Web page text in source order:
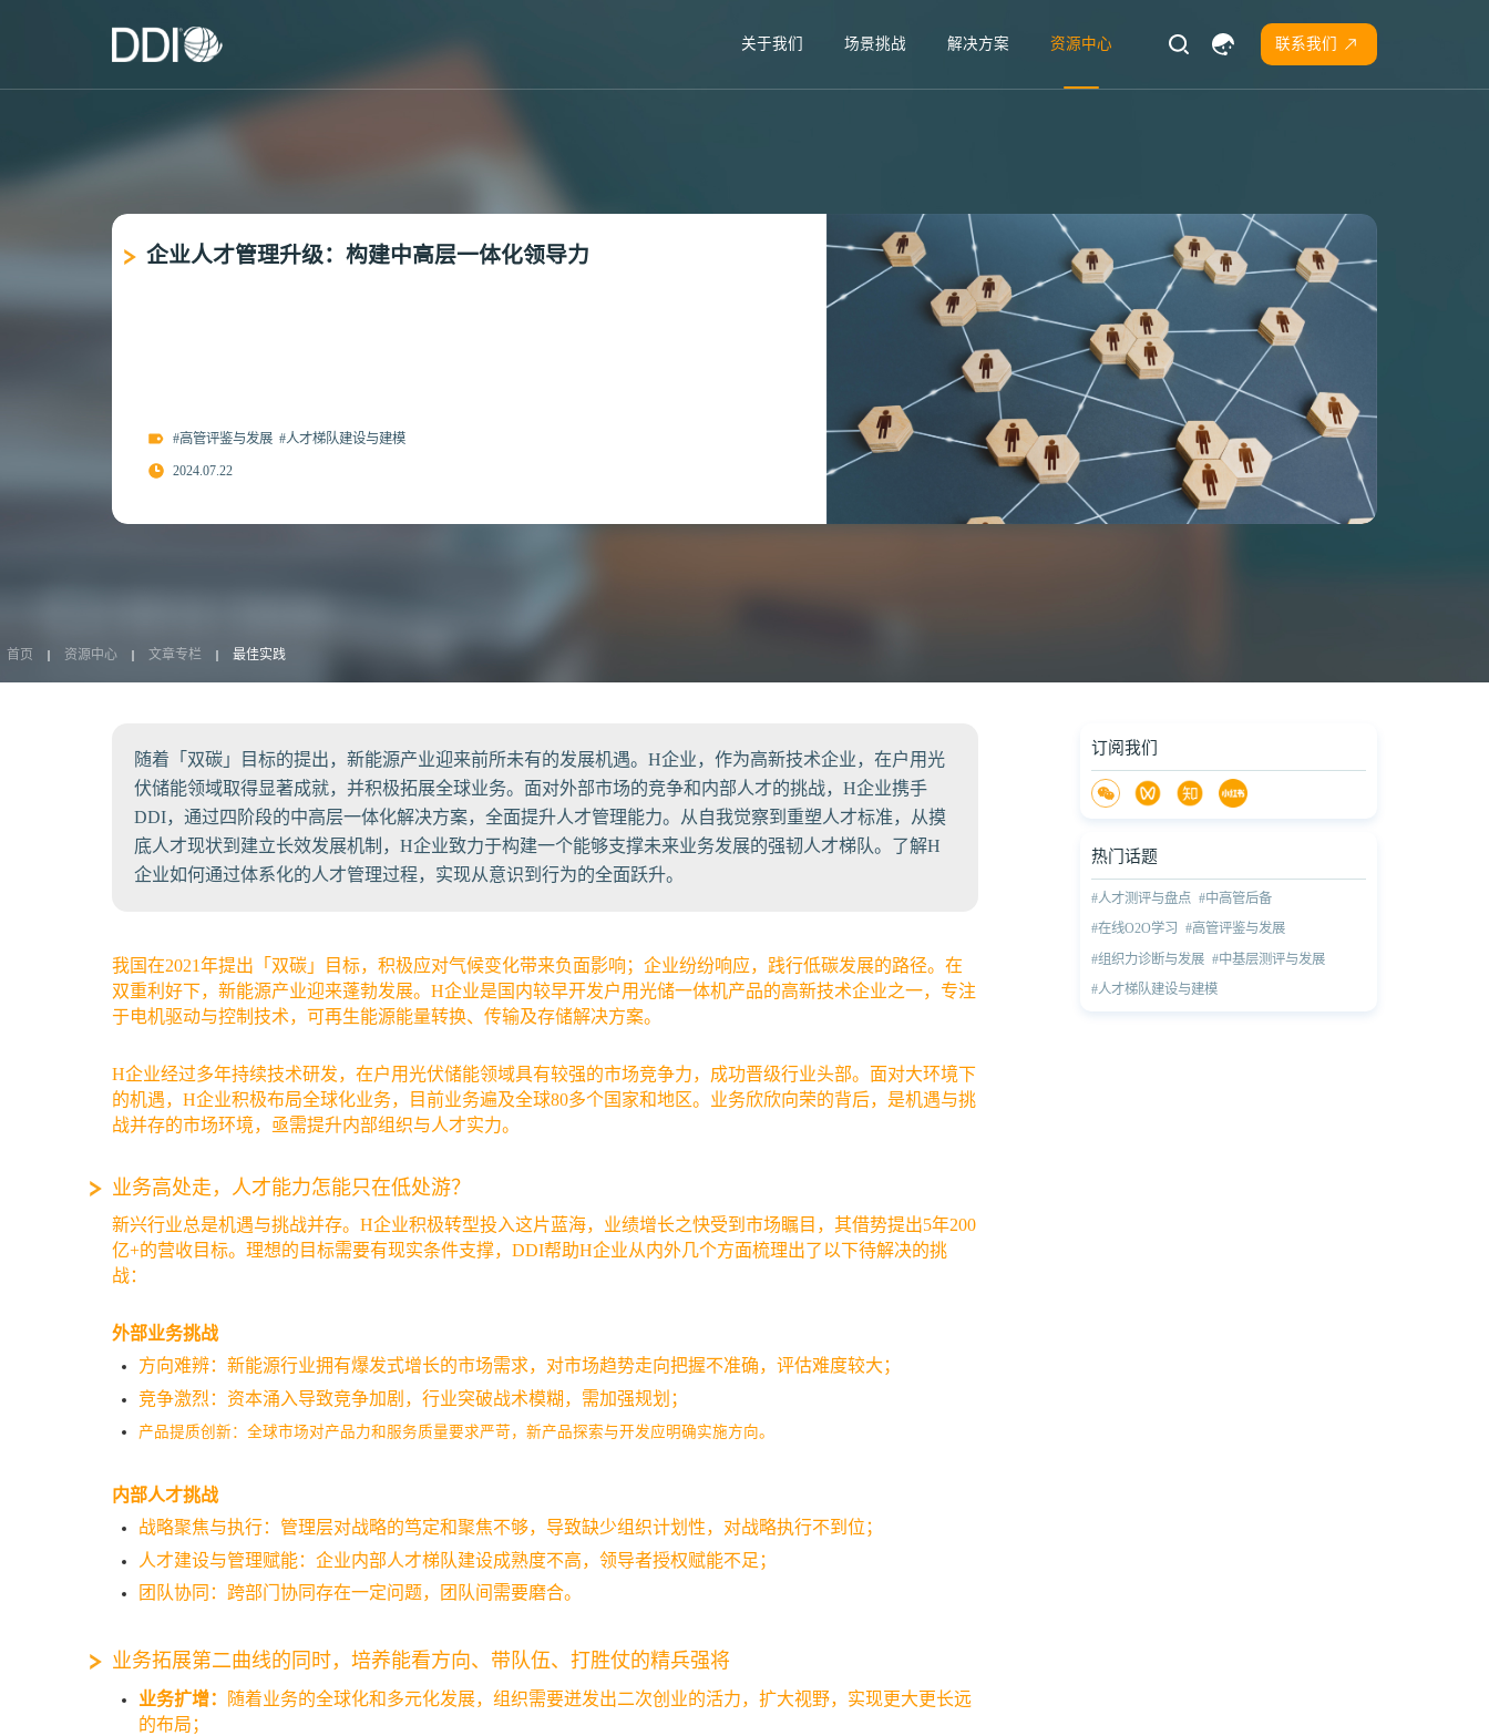
关于我们 场景挑战 解决方案 资源中心 联系我们
企业人才管理升级：构建中高层一体化领导力
#高管评鉴与发展 #人才梯队建设与建模
2024.07.22
首页 资源中心 文章专栏 最佳实践
随着「双碳」目标的提出，新能源产业迎来前所未有的发展机遇。H企业，作为高新技术企业，在户用光
伏储能领域取得显著成就，并积极拓展全球业务。面对外部市场的竞争和内部人才的挑战，H企业携手
DDI，通过四阶段的中高层一体化解决方案，全面提升人才管理能力。从自我觉察到重塑人才标准，从摸
底人才现状到建立长效发展机制，H企业致力于构建一个能够支撑未来业务发展的强韧人才梯队。了解H
企业如何通过体系化的人才管理过程，实现从意识到行为的全面跃升。
我国在2021年提出「双碳」目标，积极应对气候变化带来负面影响；企业纷纷响应，践行低碳发展的路径。在
双重利好下，新能源产业迎来蓬勃发展。H企业是国内较早开发户用光储一体机产品的高新技术企业之一，专注
于电机驱动与控制技术，可再生能源能量转换、传输及存储解决方案。
H企业经过多年持续技术研发，在户用光伏储能领域具有较强的市场竞争力，成功晋级行业头部。面对大环境下
的机遇，H企业积极布局全球化业务，目前业务遍及全球80多个国家和地区。业务欣欣向荣的背后，是机遇与挑
战并存的市场环境，亟需提升内部组织与人才实力。
业务高处走，人才能力怎能只在低处游？
新兴行业总是机遇与挑战并存。H企业积极转型投入这片蓝海，业绩增长之快受到市场瞩目，其借势提出5年200
亿+的营收目标。理想的目标需要有现实条件支撑，DDI帮助H企业从内外几个方面梳理出了以下待解决的挑
战：
外部业务挑战
方向难辨：新能源行业拥有爆发式增长的市场需求，对市场趋势走向把握不准确，评估难度较大；
竞争激烈：资本涌入导致竞争加剧，行业突破战术模糊，需加强规划；
产品提质创新：全球市场对产品力和服务质量要求严苛，新产品探索与开发应明确实施方向。
内部人才挑战
战略聚焦与执行：管理层对战略的笃定和聚焦不够，导致缺少组织计划性，对战略执行不到位；
人才建设与管理赋能：企业内部人才梯队建设成熟度不高，领导者授权赋能不足；
团队协同：跨部门协同存在一定问题，团队间需要磨合。
业务拓展第二曲线的同时，培养能看方向、带队伍、打胜仗的精兵强将
业务扩增：
随着业务的全球化和多元化发展，组织需要迸发出二次创业的活力，扩大视野，实现更大更长远
的布局；
订阅我们
热门话题
#人才测评与盘点 #中高管后备
#在线O2O学习 #高管评鉴与发展
#组织力诊断与发展 #中基层测评与发展
#人才梯队建设与建模